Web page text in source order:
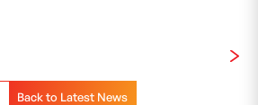
Back to Latest News